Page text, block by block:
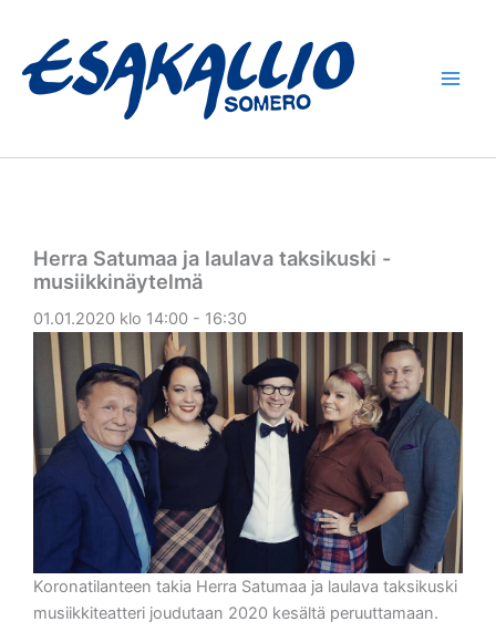
sisältöön
Herra Satumaa ja laulava taksikuski -
musiikkinäytelmä
01.01.2020 klo 14:00 - 16:30
Koronatilanteen takia Herra Satumaa ja laulava taksikuski
musiikkiteatteri joudutaan 2020 kesältä peruuttamaan.